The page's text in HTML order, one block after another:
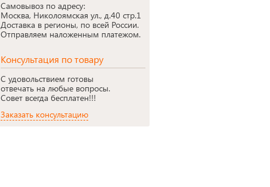
Самовывоз по адресу:
Москва, Николоямская ул., д.40 стр.1
Доставка в регионы, по всей России.
Отправляем наложенным платежом.
Консультация по товару
С удовольствием готовы
отвечать на любые вопросы.
Совет всегда бесплатен!!!
Заказать консультацию